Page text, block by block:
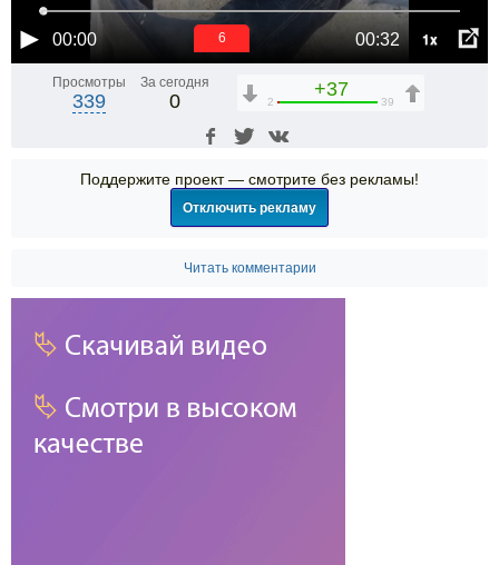
00:00 00:32 1x
5
Просмотры
339
За сегодня
0
+37
2 39
Поддержите проект — смотрите без рекламы!
Отключить рекламу
Читать комментарии